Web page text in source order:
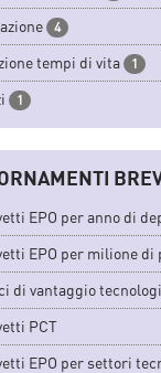
4
tempi di vita 1
1
EPO per anno di
EPO per milione di
di vantaggio
PCT
EPO per settori